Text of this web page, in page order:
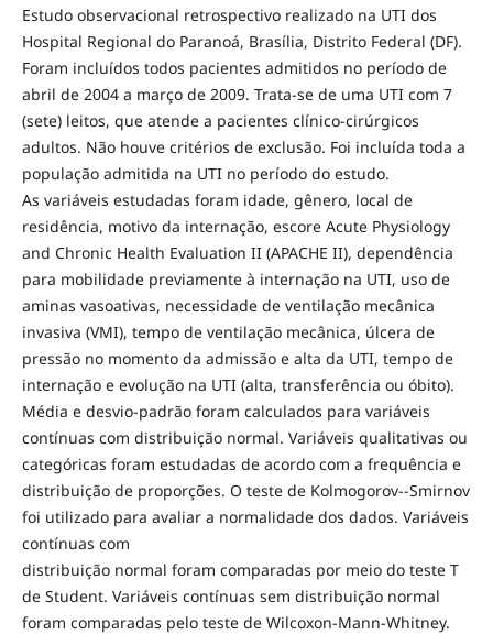
Estudo observacional retrospectivo realizado na UTI dos
Hospital Regional do Paranoá, Brasília, Distrito Federal (DF).
Foram incluídos todos pacientes admitidos no período de
abril de 2004 a março de 2009. Trata-se de uma UTI com 7
(sete) leitos, que atende a pacientes clínico-cirúrgicos
adultos. Não houve critérios de exclusão. Foi incluída toda a
população admitida na UTI no período do estudo.
As variáveis estudadas foram idade, gênero, local de
residência, motivo da internação, escore Acute Physiology
and Chronic Health Evaluation II (APACHE II), dependência
para mobilidade previamente à internação na UTI, uso de
aminas vasoativas, necessidade de ventilação mecânica
invasiva (VMI), tempo de ventilação mecânica, úlcera de
pressão no momento da admissão e alta da UTI, tempo de
internação e evolução na UTI (alta, transferência ou óbito).
Média e desvio-padrão foram calculados para variáveis
contínuas com distribuição normal. Variáveis qualitativas ou
categóricas foram estudadas de acordo com a frequência e
distribuição de proporções. O teste de Kolmogorov--Smirnov
foi utilizado para avaliar a normalidade dos dados. Variáveis
contínuas com
distribuição normal foram comparadas por meio do teste T
de Student. Variáveis contínuas sem distribuição normal
foram comparadas pelo teste de Wilcoxon-Mann-Whitney.